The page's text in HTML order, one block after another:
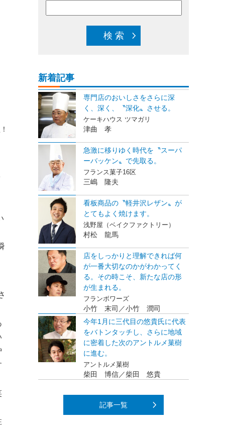
新着記事
専門店のおいしさをさらに深
く、深く、〝深化〟させる。
ケーキハウス ツマガリ
津曲 孝
急激に移りゆく時代を〝スーパ
ーバッケン〟で先取る。
フランス菓子16区
三嶋 隆夫
看板商品の〝軽井沢レザン〟が
とてもよく焼けます。
浅野屋（ベイクファクトリー）
村松 龍馬
店をしっかりと理解できれば何
が一番大切なのかがわかってく
る。その時こそ、新たな店の形
が生まれる。
フランボワーズ
小竹 末司／小竹 潤司
今年1月に三代目の悠貴氏に代表
をバトンタッチし、さらに地域
に密着した次のアントルメ菓樹
に進む。
アントルメ菓樹
柴田 博信／柴田 悠貴
記事一覧